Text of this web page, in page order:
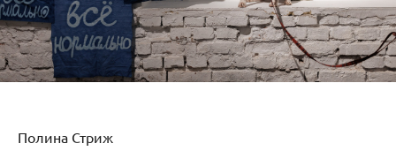
Полина Стриж